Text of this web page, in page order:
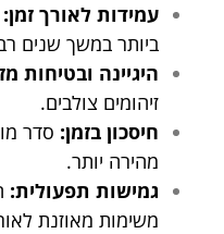
עמידות לאורך זמן:
ביותר במשך שנים
היגיינה ובטיחות
זיהומים צולבים.
חיסכון בזמן: סדר
מהירה יותר.
גמישות תפעולית:
משימות מאוזנת